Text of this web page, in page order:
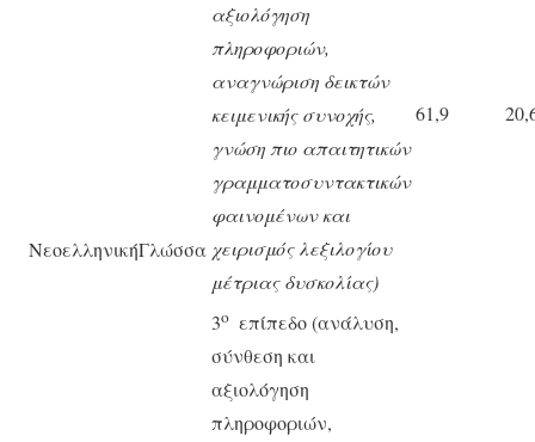
ΝεοελληνικήΓλώσσα
αξιολόγηση
πληροφοριών,
αναγνώριση δεικτών
κειμενικής συνοχής,
γνώση πιο απαιτητικών
γραμματοσυντακτικών
φαινομένων και
χειρισμός λεξιλογίου
μέτριας δυσκολίας)
61,9
3ο επίπεδο (ανάλυση,
σύνθεση και
αξιολόγηση
πληροφοριών,